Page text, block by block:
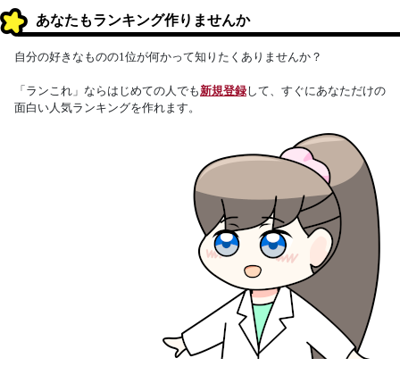
あなたもランキング作りませんか
自分の好きなものの1位が何かって知りたくありませんか？
「ランこれ」ならはじめての人でも新規登録して、すぐにあなただけの
面白い人気ランキングを作れます。